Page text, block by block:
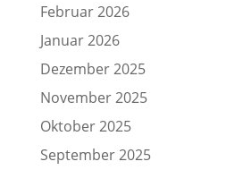
Februar 2026
Januar 2026
Dezember 2025
November 2025
Oktober 2025
September 2025